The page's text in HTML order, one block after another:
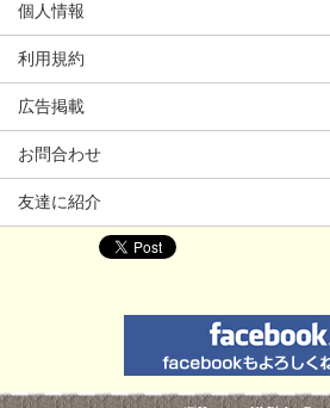
個人情報
利用規約
広告掲載
お問合わせ
友達に紹介